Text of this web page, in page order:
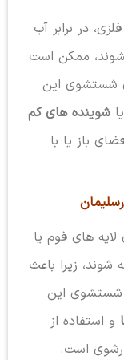
در برابر آب
ممکن است
شستشوی این
شوینده های کم
باز یا با
های فوم یا
زیرا باعث
این
و استفاده از
است.